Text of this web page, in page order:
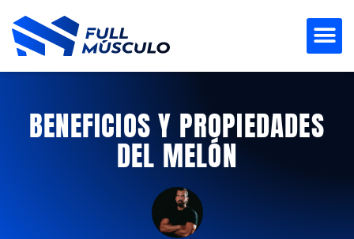
contenido
BENEFICIOS Y PROPIEDADES
DEL MELÓN